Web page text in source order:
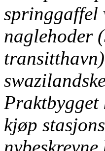
springgaffel
naglehoder
Praktbygget
kjøp